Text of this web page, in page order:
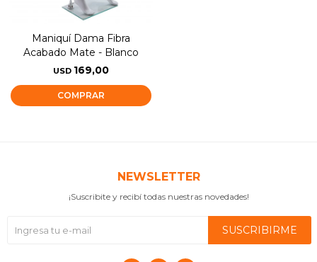
Maniquí Dama Fibra
Acabado Mate - Blanco
USD 169,00
NEWSLETTER
¡Suscribite y recibí todas nuestras novedades!
SUSCRIBIRME